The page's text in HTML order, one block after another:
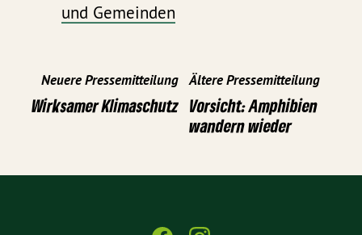
und Gemeinden
Neuere Pressemitteilung
Wirksamer Klimaschutz
Ältere Pressemitteilung
Vorsicht: Amphibien
wandern wieder